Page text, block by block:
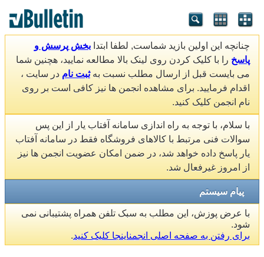
چنانچه این اولین بازید شماست, لطفا ابتدا بخش پرسش و
پاسخ را با کلیک کردن روی لینک بالا مطالعه نمایید، هچنین شما
می بایست قبل از ارسال مطلب نسبت بهثبت نام در سایت ،
اقدام فرمایید. برای مشاهده انجمن ها نیز کافی است بر روی
نام انجمن کلیک کنید.
با سلام، با توجه به راه اندازی سامانه آفتاب یار از این پس
سوالات فنی مرتبط با کالاهای فروشگاه فقط در سامانه آفتاب
یار پاسخ داده خواهد شد، در ضمن امکان عضویت انجمن ها نیز
از امروز غیرفعال شد.
پیام سیستم
با عرض پوزش، این مطلب به سبک تلفن همراه پشتیبانی نمی
شود.
برای رفتن به صفحه اصلی انجمناینجا کلیک کنید.